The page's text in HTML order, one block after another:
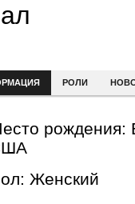
РОЛИ
рождения:
Женский